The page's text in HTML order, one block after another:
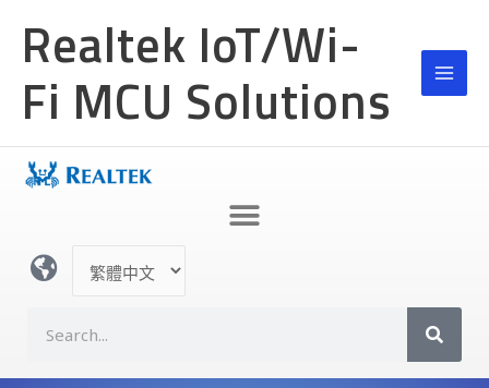
容
Realtek IoT/Wi-
Fi MCU Solutions
言
a